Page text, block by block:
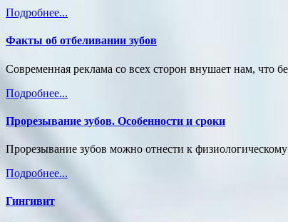
Подробнее...
Факты об отбеливании зубов
Современная реклама со всех сторон внушает нам, что
Подробнее...
Прорезывание зубов. Особенности и сроки
Прорезывание зубов можно отнести к
Подробнее...
Гингивит